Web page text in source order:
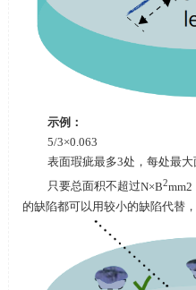
示例：
5/3×0.063
表面瑕疵最多3处，每处最大
只要总面积不超过N×B2mm2
的缺陷都可以用较小的缺陷代替，